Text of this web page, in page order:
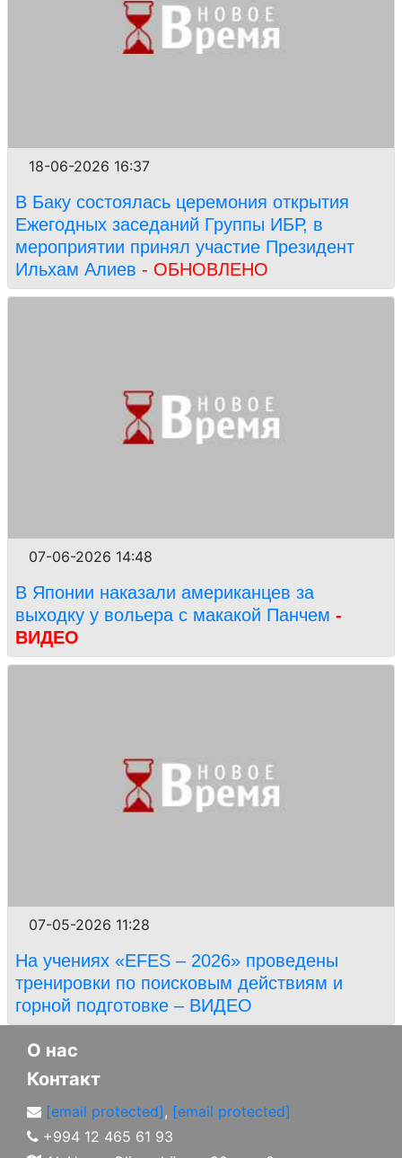
18-06-2026 16:37
В Баку состоялась церемония открытия
Ежегодных заседаний Группы ИБР, в
мероприятии принял участие Президент
Ильхам Алиев - ОБНОВЛЕНО
07-06-2026 14:48
В Японии наказали американцев за
выходку у вольера с макакой Панчем -
ВИДЕО
07-05-2026 11:28
На учениях «EFES – 2026» проведены
тренировки по поисковым действиям и
горной подготовке – ВИДЕО
О нас
Контакт
[email protected], [email protected]
+994 12 465 61 93